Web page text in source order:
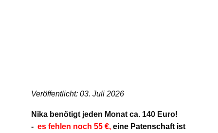
Veröffentlicht: 03. Juli 2026
Nika benötigt jeden Monat ca. 140 Euro!
- es fehlen noch 55 €, eine Patenschaft ist